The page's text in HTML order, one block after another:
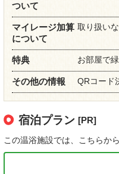
ついて
マイレージ加算
について
取り扱い
特典 お部屋で
その他の情報 QRコード
宿泊プラン [PR]
この温浴施設では、こちらか